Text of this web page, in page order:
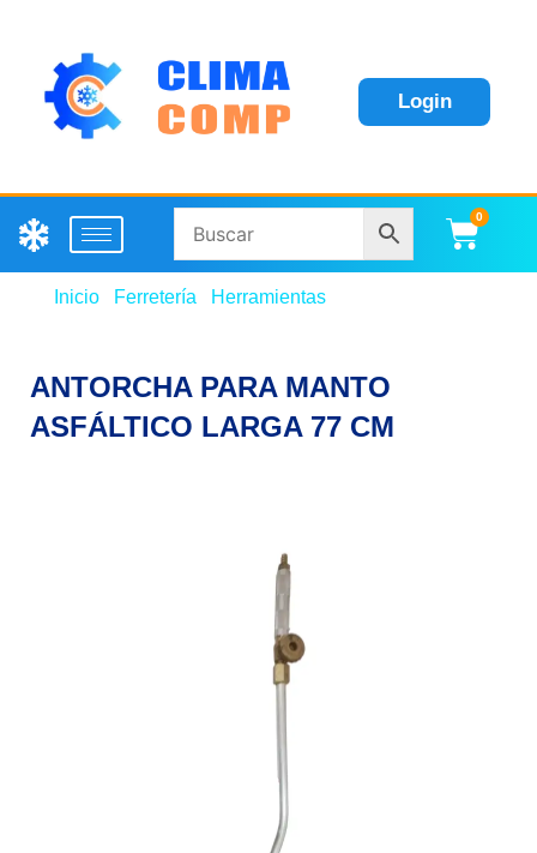
Login
0
Inicio Ferretería Herramientas
ANTORCHA PARA MANTO
ASFÁLTICO LARGA 77 CM